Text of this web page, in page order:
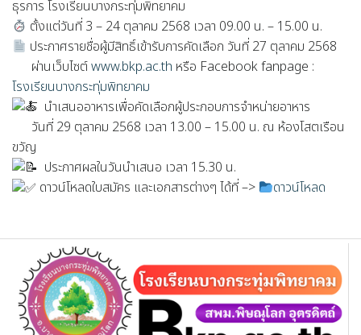
ธุรการ โรงเรียนบางกระทุ่มพิทยาคม
ตั้งแต่วันที่ 3 – 24 ตุลาคม 2568 เวลา 09.00 น. – 15.00 น.
ประกาศรายชื่อผู้มีสิทธิ์เข้ารับการคัดเลือก วันที่ 27 ตุลาคม 2568
ผ่านเว็บไซต์www.bkp.ac.th หรือ Facebook fanpage :
โรงเรียนบางกระทุ่มพิทยาคม
นำเสนออาหารเพื่อคัดเลือกผู้ประกอบการจำหน่ายอาหาร
วันที่ 29 ตุลาคม 2568 เวลา 13.00 – 15.00 น. ณ ห้องโสตเรือน
ขวัญ
ประกาศผลในวันนำเสนอ เวลา 15.30 น.
ดาวน์โหลดใบสมัคร และเอกสารต่างๆ ได้ที่ –>
ดาวน์โหลด